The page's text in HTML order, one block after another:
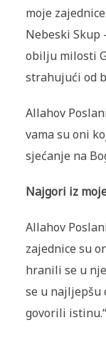
moje
Nebeski Skup
obilju milosti
strahujući od
Allahov
vama su oni
sjećanje na
Najgori iz
Allahov
zajednice su
hranili se u
se u najljepšu
govorili istinu.“